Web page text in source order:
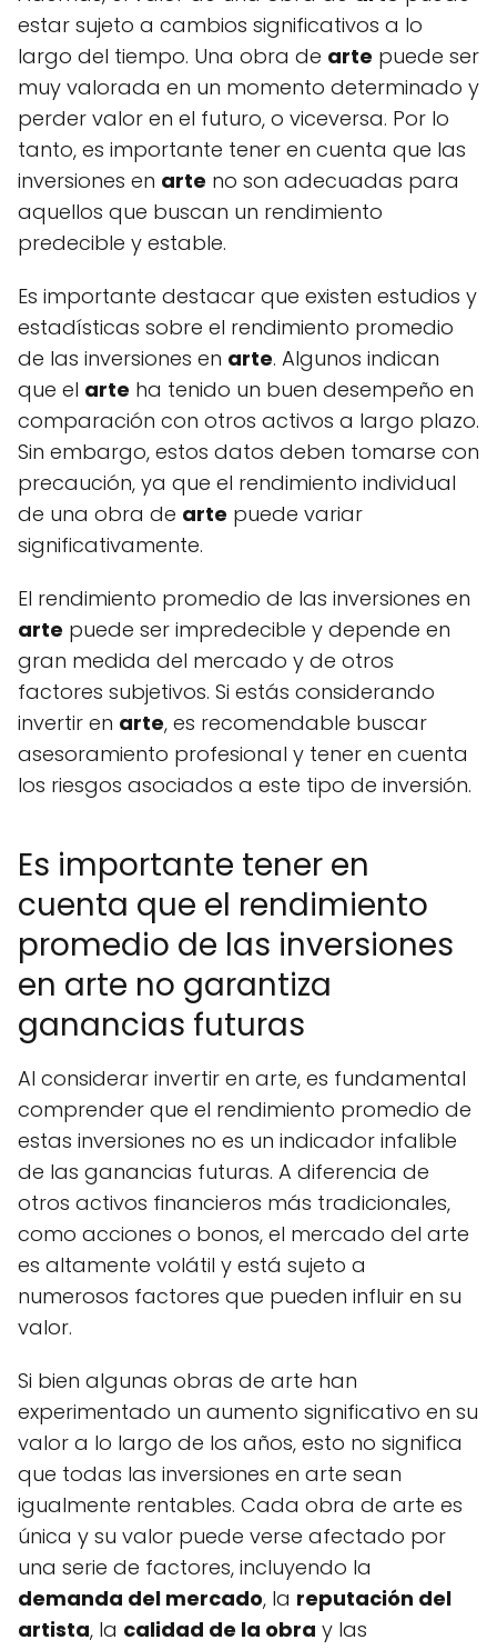
estar sujeto a cambios significativos a lo
largo del tiempo. Una obra de arte puede ser
muy valorada en un momento determinado y
perder valor en el futuro, o viceversa. Por lo
tanto, es importante tener en cuenta que las
inversiones en arte no son adecuadas para
aquellos que buscan un rendimiento
predecible y estable.
Es importante destacar que existen estudios y
estadísticas sobre el rendimiento promedio
de las inversiones en arte. Algunos indican
que el arte ha tenido un buen desempeño en
comparación con otros activos a largo plazo.
Sin embargo, estos datos deben tomarse con
precaución, ya que el rendimiento individual
de una obra de arte puede variar
significativamente.
El rendimiento promedio de las inversiones en
arte puede ser impredecible y depende en
gran medida del mercado y de otros
factores subjetivos. Si estás considerando
invertir en arte, es recomendable buscar
asesoramiento profesional y tener en cuenta
los riesgos asociados a este tipo de inversión.
Es importante tener en
cuenta que el rendimiento
promedio de las inversiones
en arte no garantiza
ganancias futuras
Al considerar invertir en arte, es fundamental
comprender que el rendimiento promedio de
estas inversiones no es un indicador infalible
de las ganancias futuras. A diferencia de
otros activos financieros más tradicionales,
como acciones o bonos, el mercado del arte
es altamente volátil y está sujeto a
numerosos factores que pueden influir en su
valor.
Si bien algunas obras de arte han
experimentado un aumento significativo en su
valor a lo largo de los años, esto no significa
que todas las inversiones en arte sean
igualmente rentables. Cada obra de arte es
única y su valor puede verse afectado por
una serie de factores, incluyendo la
demanda del mercado, la reputación del
artista, la calidad de la obra y las